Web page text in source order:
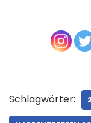
Schlagwörter: